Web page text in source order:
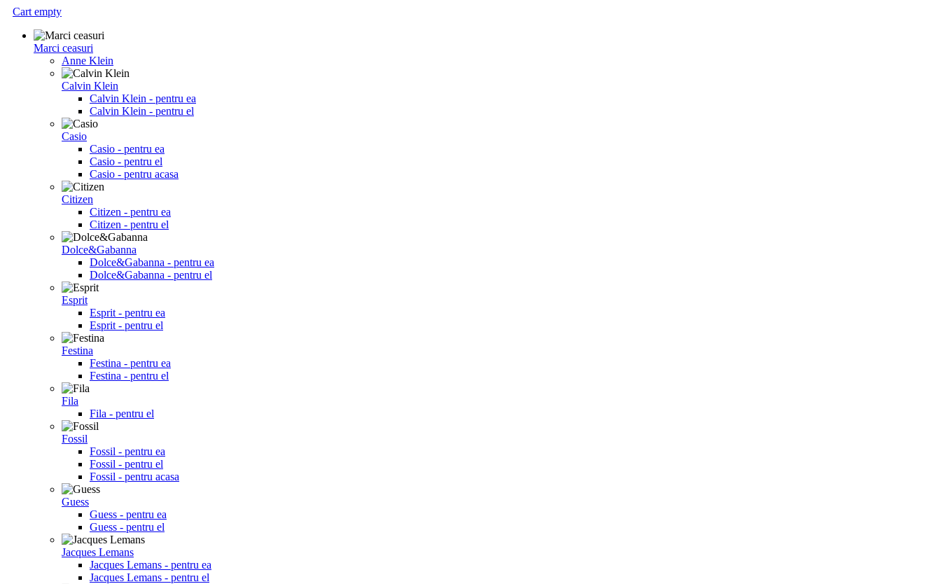
Cart empty
Marci ceasuri
Anne Klein
Calvin Klein
Calvin Klein - pentru ea
Calvin Klein - pentru el
Casio
Casio - pentru ea
Casio - pentru el
Casio - pentru acasa
Citizen
Citizen - pentru ea
Citizen - pentru el
Dolce&Gabanna
Dolce&Gabanna - pentru ea
Dolce&Gabanna - pentru el
Esprit
Esprit - pentru ea
Esprit - pentru el
Festina
Festina - pentru ea
Festina - pentru el
Fila
Fila - pentru el
Fossil
Fossil - pentru ea
Fossil - pentru el
Fossil - pentru acasa
Guess
Guess - pentru ea
Guess - pentru el
Jacques Lemans
Jacques Lemans - pentru ea
Jacques Lemans - pentru el